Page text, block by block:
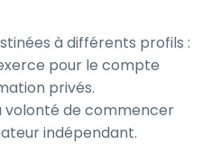
à différents profils :
pour le compte
privés.
volonté de commencer
indépendant.